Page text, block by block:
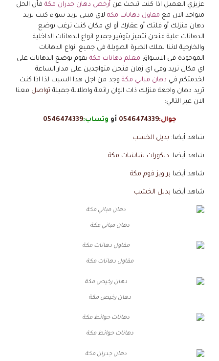
عزيزي العميل اذا كنت تبحث عن أرخص دهان جدران مكة فأن الحل
متواجد الان مع مقاول دهانات مكة لاي مبنى تريد سواء كنت تريد
دهان منزلك أو فلتك أو عقارك أو اي مكان كنت ترغب بوضع
الدهانات علية فنحن نتميز بتوفير جميع انواع الدهانات الداخلية
والخارجية لاننا نملك الخبرة الطويلة في جميع انواع الدهانات
الموجودة في الاسواق معلم دهانات مكة يقوم بوضع الدهانات على
اي مكان تريد وفي اي زمان فنحن متواجدين على مدار الساعة
لخدمتكم في دهان مباني مكة وجد من اجل هذا السبب لذا اذا كنت
تريد دهان واجهة منزلك ذات الوان رائعة واطلالة جميلة تواصل معنا
الان عبر التالي:
جوال:0546474339 أو وتساب:0546474339
شاهد أيضا: بديل الخشب
شاهد أيضا: ديكورات شاشات مكة
شاهد أيضا براويز فوم مكة
شاهد أيضا بديل الخشب
دهان مباني مكة
مقاول دهانات مكة
دهان رخيص مكة
دهانات حوائط مكة